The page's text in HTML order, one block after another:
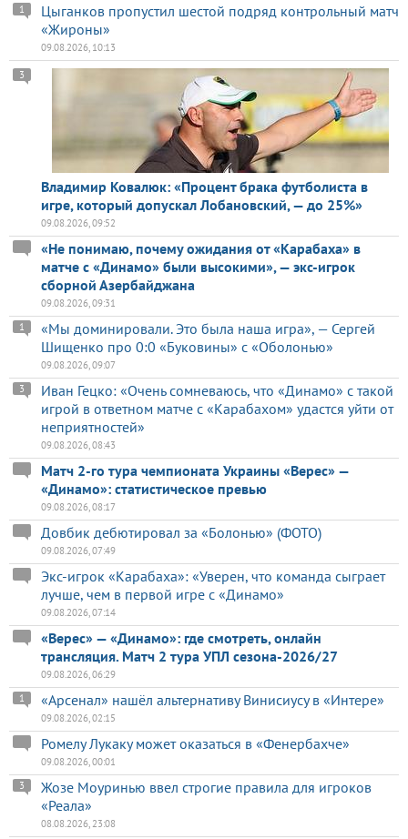
Цыганков пропустил шестой подряд контрольный матч
«Жироны»
1
09.08.2026, 10:13
Владимир Ковалюк: «Процент брака футболиста в
игре, который допускал Лобановский, — до 25%»
3
09.08.2026, 09:52
«Не понимаю, почему ожидания от «Карабаха» в
матче с «Динамо» были высокими», — экс-игрок
сборной Азербайджана
09.08.2026, 09:31
«Мы доминировали. Это была наша игра», — Сергей
Шищенко про 0:0 «Буковины» с «Оболонью»
1
09.08.2026, 09:07
Иван Гецко: «Очень сомневаюсь, что «Динамо» с такой
игрой в ответном матче с «Карабахом» удастся уйти от
неприятностей»
3
09.08.2026, 08:43
Матч 2-го тура чемпионата Украины «Верес» —
«Динамо»: статистическое превью
09.08.2026, 08:17
Довбик дебютировал за «Болонью» (ФОТО)
09.08.2026, 07:49
Экс-игрок «Карабаха»: «Уверен, что команда сыграет
лучше, чем в первой игре с «Динамо»
09.08.2026, 07:14
«Верес» — «Динамо»: где смотреть, онлайн
трансляция. Матч 2 тура УПЛ сезона-2026/27
09.08.2026, 06:29
«Арсенал» нашёл альтернативу Винисиусу в «Интере»
1
09.08.2026, 02:15
Ромелу Лукаку может оказаться в «Фенербахче»
09.08.2026, 00:01
Жозе Моуринью ввел строгие правила для игроков
«Реала»
3
08.08.2026, 23:08